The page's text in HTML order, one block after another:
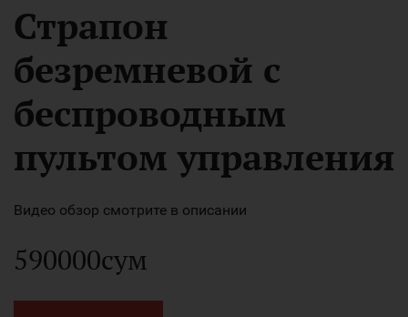
Страпон
безремневой с
беспроводным
пультом управления
Видео обзор смотрите в описании
590000сум